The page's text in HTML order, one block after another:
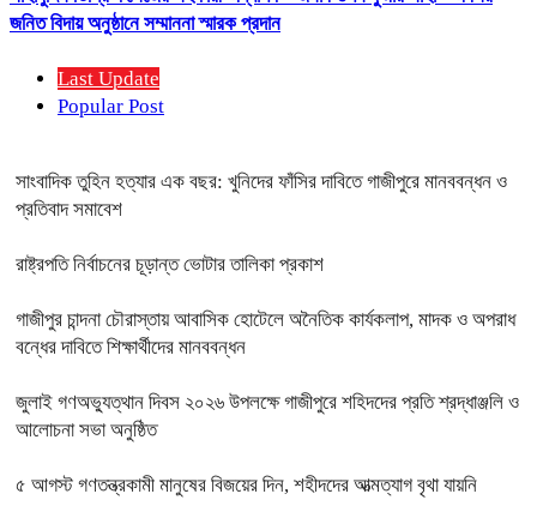
জনিত বিদায় অনুষ্ঠানে সম্মাননা স্মারক প্রদান
Last Update
Popular Post
সাংবাদিক তুহিন হত্যার এক বছর: খুনিদের ফাঁসির দাবিতে গাজীপুরে মানববন্ধন ও
প্রতিবাদ সমাবেশ
রাষ্ট্রপতি নির্বাচনের চূড়ান্ত ভোটার তালিকা প্রকাশ
গাজীপুর চান্দনা চৌরাস্তায় আবাসিক হোটেলে অনৈতিক কার্যকলাপ, মাদক ও অপরাধ
বন্ধের দাবিতে শিক্ষার্থীদের মানববন্ধন
জুলাই গণঅভ্যুত্থান দিবস ২০২৬ উপলক্ষে গাজীপুরে শহিদদের প্রতি শ্রদ্ধাঞ্জলি ও
আলোচনা সভা অনুষ্ঠিত
৫ আগস্ট গণতন্ত্রকামী মানুষের বিজয়ের দিন, শহীদদের আত্মত্যাগ বৃথা যায়নি